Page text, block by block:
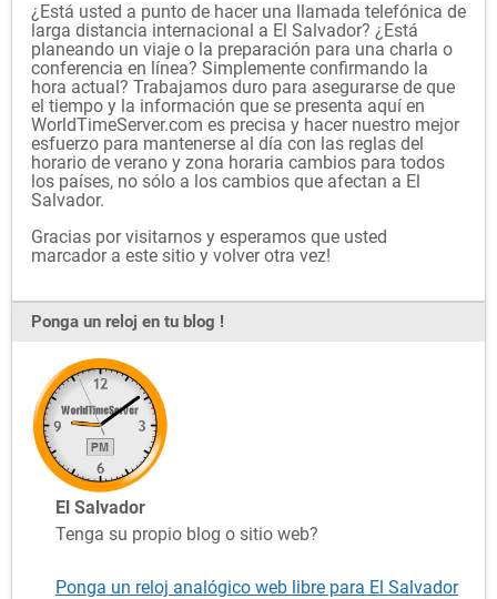
¿Está usted a punto de hacer una llamada telefónica de
larga distancia internacional a El Salvador? ¿Está
planeando un viaje o la preparación para una charla o
conferencia en línea? Simplemente confirmando la
hora actual? Trabajamos duro para asegurarse de que
el tiempo y la información que se presenta aquí en
WorldTimeServer.com es precisa y hacer nuestro mejor
esfuerzo para mantenerse al día con las reglas del
horario de verano y zona horaria cambios para todos
los países, no sólo a los cambios que afectan a El
Salvador.
Gracias por visitarnos y esperamos que usted
marcador a este sitio y volver otra vez!
Ponga un reloj en tu blog !
El Salvador
Tenga su propio blog o sitio web?
Ponga un reloj analógico web libre para El Salvador